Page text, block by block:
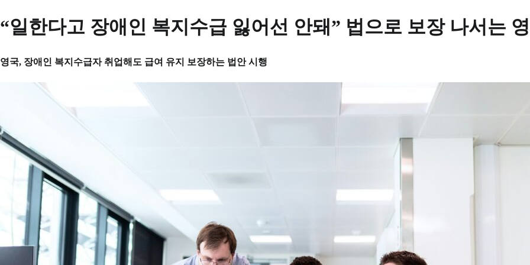
“일한다고 장애인 복지수급 잃어선 안돼” 법으로 보장 나서는
영국, 장애인 복지수급자 취업해도 급여 유지 보장하는 법안 시행